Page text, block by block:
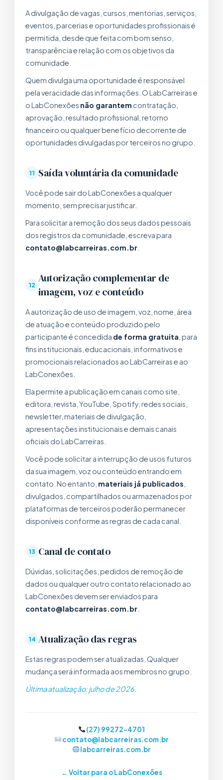
A divulgação de vagas, cursos, mentorias, serviços,
eventos, parcerias e oportunidades profissionais é
permitida, desde que feita com bom senso,
transparência e relação com os objetivos da
comunidade.
Quem divulga uma oportunidade é responsável
pela veracidade das informações. O LabCarreiras e
o LabConexões não garantem contratação,
aprovação, resultado profissional, retorno
financeiro ou qualquer benefício decorrente de
oportunidades divulgadas por terceiros no grupo.
11 Saída voluntária da comunidade
Você pode sair do LabConexões a qualquer
momento, sem precisar justificar.
Para solicitar a remoção dos seus dados pessoais
dos registros da comunidade, escreva para
contato@labcarreiras.com.br
12
Autorização complementar de
imagem, voz e conteúdo
A autorização de uso de imagem, voz, nome, área
de atuação e conteúdo produzido pelo
participante é concedida de forma gratuita , para
fins institucionais, educacionais, informativos e
promocionais relacionados ao LabCarreiras e ao
LabConexões.
Ela permite a publicação em canais como site,
editora, revista, YouTube, Spotify, redes sociais,
newsletter, materiais de divulgação,
apresentações institucionais e demais canais
oficiais do LabCarreiras.
Você pode solicitar a interrupção de usos futuros
da sua imagem, voz ou conteúdo entrando em
contato. No entanto, materiais já publicados
divulgados, compartilhados ou armazenados por
plataformas de terceiros poderão permanecer
disponíveis conforme as regras de cada canal.
13 Canal de contato
Dúvidas, solicitações, pedidos de remoção de
dados ou qualquer outro contato relacionado ao
LabConexões devem ser enviados para
contato@labcarreiras.com.br
14 Atualização das regras
Estas regras podem ser atualizadas. Qualquer
mudança será informada aos membros no grupo.
Última atualização: julho de 2026.
(27) 99272-4701
contato@labcarreiras.com.br
labcarreiras.com.br
← Voltar para o LabConexões